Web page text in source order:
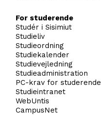
For studerende
Studér i Sisimiut
Studieliv
Studieordning
Studiekalender
Studievejledning
Studieadministration
PC-krav for studerende
Studieintranet
WebUntis
CampusNet